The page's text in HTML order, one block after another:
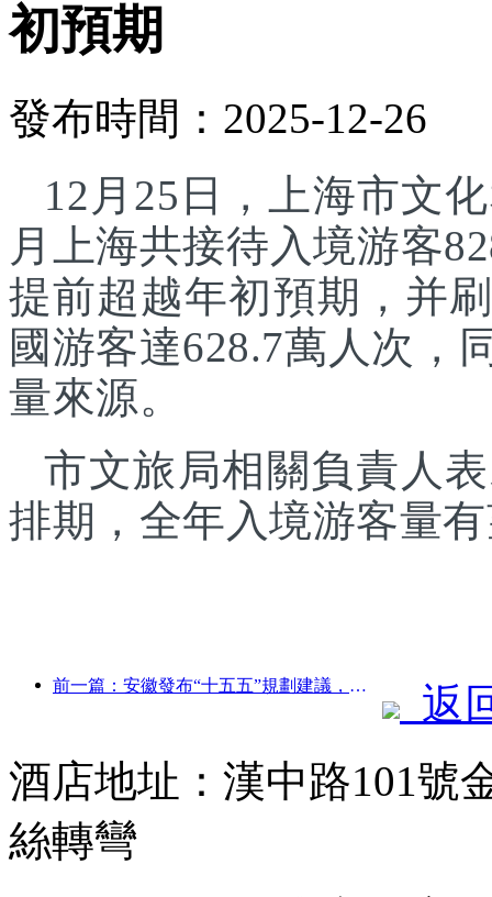
初預期
發布時間：2025-12-26
12月25日，上海市文
月上海共接待入境游客
提前超越年初預期，并
國游客達628.7萬人次，
量來源。
市文旅局相關負責人
排期，全年入境游客量
前一篇：安徽發布“十五五”規劃建議，把文化旅游業打造成為支柱產業
返
酒店地址：漢中路101號
絲轉彎